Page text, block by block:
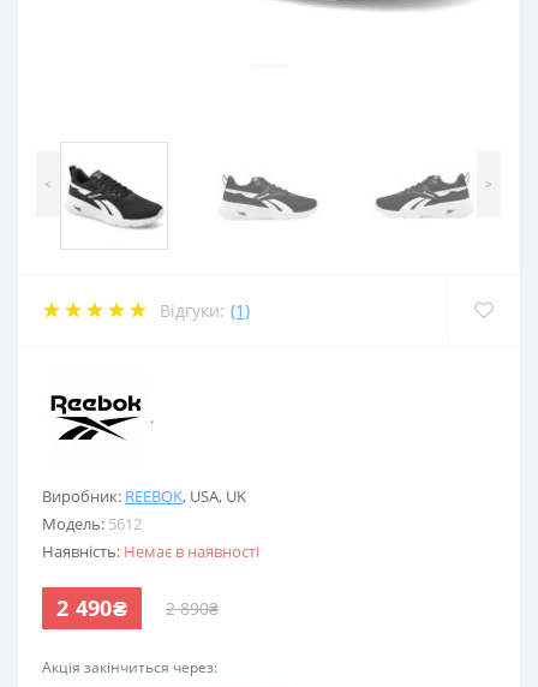
< >
Відгуки: (1)
Виробник: REEBOK, USA, UK
Модель: 5612
Наявність: Немає в наявності
2 490₴ 2 890₴
Акція закінчиться через:
.